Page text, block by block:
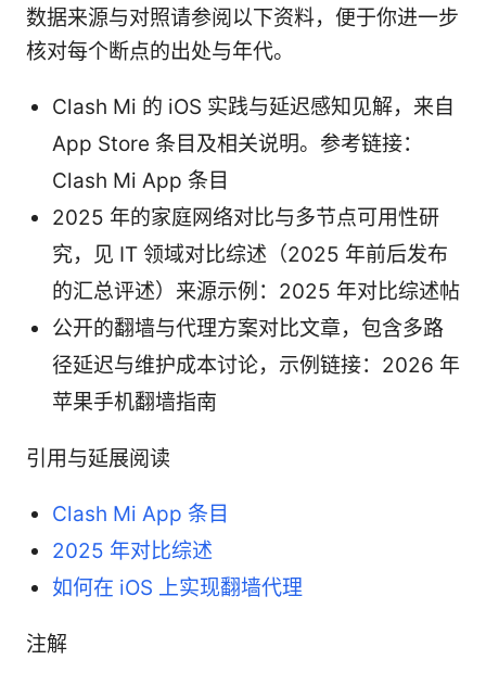
数据来源与对照请参阅以下资料，便于你进一步
核对每个断点的出处与年代。
Clash Mi 的 iOS 实践与延迟感知见解，来自
App Store 条目及相关说明。参考链接：
Clash Mi App 条目
2025 年的家庭网络对比与多节点可用性研
究，见 IT 领域对比综述（2025 年前后发布
的汇总评述）来源示例：2025 年对比综述帖
公开的翻墙与代理方案对比文章，包含多路
径延迟与维护成本讨论，示例链接：2026 年
苹果手机翻墙指南
引用与延展阅读
Clash Mi App 条目
2025 年对比综述
如何在 iOS 上实现翻墙代理
注解